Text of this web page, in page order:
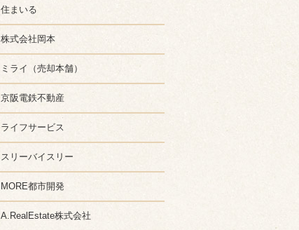
住まいる
株式会社岡本
ミライ（売却本舗）
京阪電鉄不動産
ライフサービス
スリーバイスリー
MORE都市開発
A.RealEstate株式会社